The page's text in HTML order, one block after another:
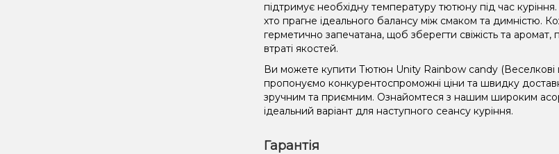
підтримує необхідну температуру тютюну під час
хто прагне ідеального балансу між смаком та димністю.
герметично запечатана, щоб зберегти свіжість та
втраті якостей.
Ви можете купити Тютюн Unity Rainbow candy (Веселкові
пропонуємо конкурентоспроможні ціни та швидку
зручним та приємним. Ознайомтеся з нашим широким
ідеальний варіант для наступного сеансу куріння.
Гарантія